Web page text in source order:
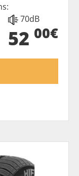
70dB
52 00€